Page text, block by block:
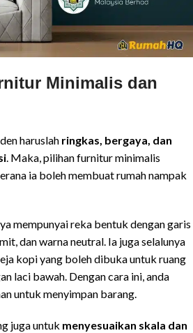
Minimalis dan
haruslah ringkas, bergaya, dan
. Maka, pilihan furnitur minimalis
ia boleh membuat rumah nampak
mempunyai reka bentuk dengan garis
dan warna neutral. Ia juga selalunya
kopi yang boleh dibuka untuk ruang
laci bawah. Dengan cara ini, anda
untuk menyimpan barang.
juga untuk menyesuaikan skala dan